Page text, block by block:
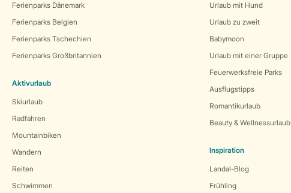
Ferienparks Dänemark
Ferienparks Belgien
Ferienparks Tschechien
Ferienparks Großbritannien
Aktivurlaub
Skiurlaub
Radfahren
Mountainbiken
Wandern
Reiten
Schwimmen
Urlaub mit Hund
Urlaub zu zweit
Babymoon
Urlaub mit einer Gruppe
Feuerwerksfreie Parks
Ausflugstipps
Romantikurlaub
Beauty & Wellnessurlaub
Inspiration
Landal-Blog
Frühling